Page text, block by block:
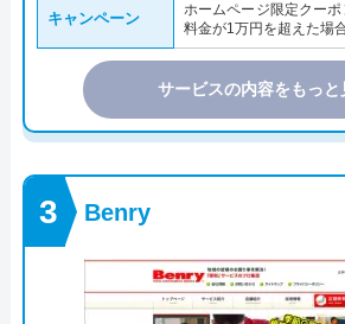
キャンペーン
ホームページ限定クー
料金が1万円を超えた場合
サービスの内容をもっと
Benry